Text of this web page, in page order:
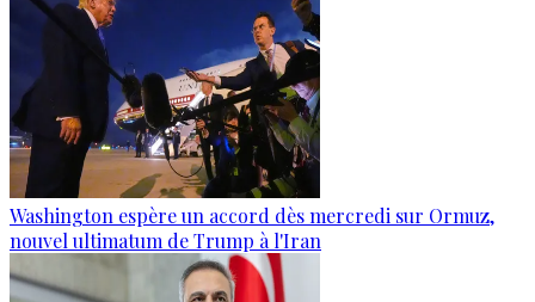
Washington espère un accord dès mercredi sur Ormuz,
nouvel ultimatum de Trump à l'Iran